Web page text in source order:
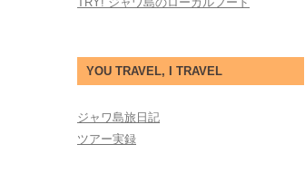
YOU TRAVEL, I TRAVEL
ジャワ島旅日記
ツアー実録